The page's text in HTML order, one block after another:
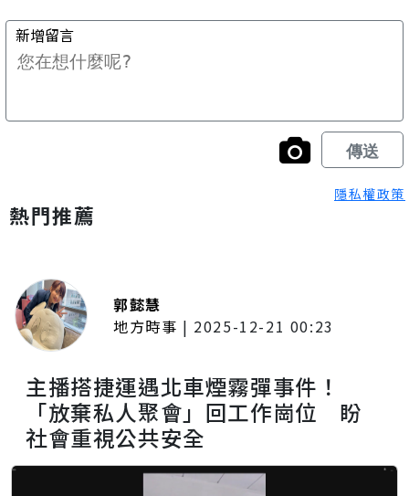
隱私權政策
熱門推薦
郭懿慧
地方時事 | 2025-12-21 00:23
主播搭捷運遇北車煙霧彈事件！
「放棄私人聚會」回工作崗位 盼
社會重視公共安全